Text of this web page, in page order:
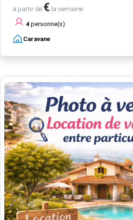
à partir de € la semaine
4 personne(s)
Caravane